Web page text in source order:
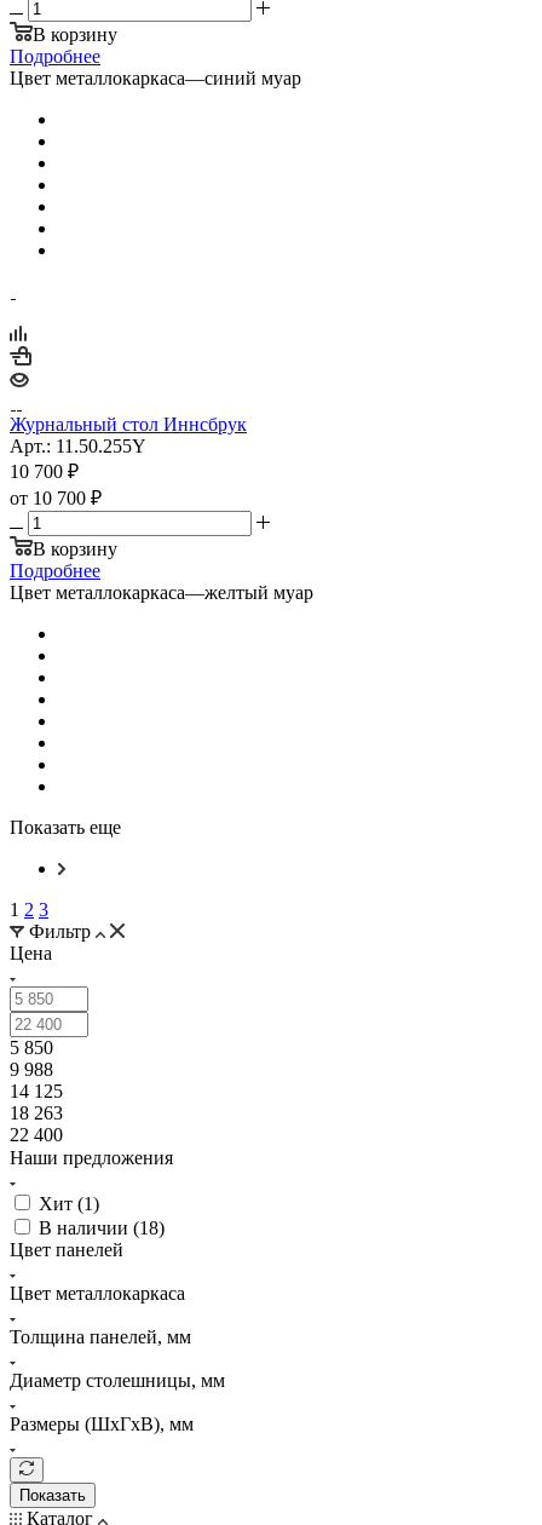
В корзину
Подробнее
Цвет металлокаркаса—синий муар
Журнальный стол Иннсбрук
Арт.: 11.50.255Y
10 700 ₽
от 10 700 ₽
В корзину
Подробнее
Цвет металлокаркаса—желтый муар
Показать еще
1 2 3
Фильтр
Цена
5 850
9 988
14 125
18 263
22 400
Наши предложения
Хит (1)
В наличии (18)
Цвет панелей
Цвет металлокаркаса
Толщина панелей, мм
Диаметр столешницы, мм
Размеры (ШхГхВ), мм
Показать
Каталог